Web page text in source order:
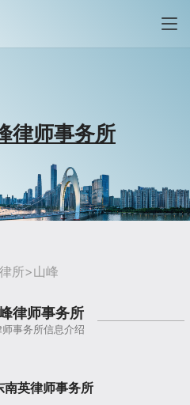
律师事务所
所>山峰
律师事务所
事务所信息介绍
南英律师事务所